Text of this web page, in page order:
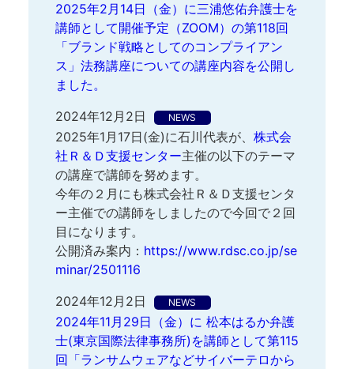
2025年2月14日（金）に三浦悠佑弁護士を
講師として開催予定（ZOOM）の第118回
「ブランド戦略としてのコンプライアン
ス」法務講座についての講座内容を公開し
ました。
2024年12月2日
NEWS
2025年1月17日(金)に石川代表が、 株式会
社Ｒ＆Ｄ支援センター主催の以下のテーマ
の講座で講師を努めます。
今年の２月にも株式会社Ｒ＆Ｄ支援センタ
ー主催での講師をしましたので今回で２回
目になります。
公開済み案内： https://www.rdsc.co.jp/se
minar/2501116
2024年12月2日
NEWS
2024年11月29日（金）に 松本はるか弁護
士(東京国際法律事務所)を講師として第115
回「ランサムウェアなどサイバーテロから